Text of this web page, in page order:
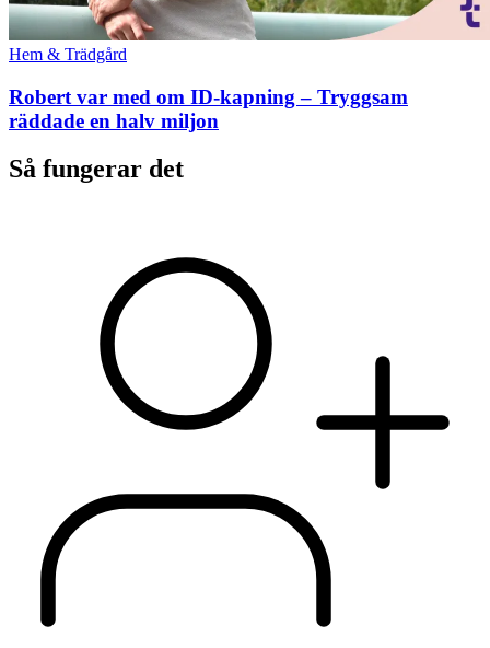
Hem & Trädgård
Robert var med om ID-kapning – Tryggsam
räddade en halv miljon
Så fungerar det